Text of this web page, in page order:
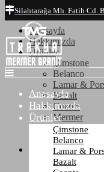
Top
Anasayfa
Hakkımızda
Ürünler
Çimstone
Belanco
Lamar &
Bazalt
Coante
Mermer
Granit
Traverten
Uygulamalar
Mutfak
Silahtarağa Mh. Fatih Cd.
Anasayfa
Hakkımızda
Ürünler
Çimstone
Belanco
Lamar &
Bazalt